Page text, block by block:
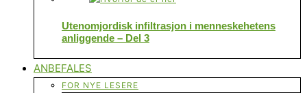
Utenomjordisk infiltrasjon i menneskehetens
anliggende – Del 3
ANBEFALES
FOR NYE LESERE